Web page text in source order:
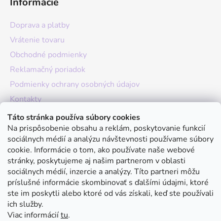
Táto stránka používa súbory cookies
Na prispôsobenie obsahu a reklám, poskytovanie funkcií
sociálnych médií a analýzu návštevnosti používame súbory
cookie. Informácie o tom, ako používate naše webové
stránky, poskytujeme aj našim partnerom v oblasti
sociálnych médií, inzercie a analýzy. Títo partneri môžu
príslušné informácie skombinovať s ďalšími údajmi, ktoré
ste im poskytli alebo ktoré od vás získali, keď ste používali
ich služby.
Viac informáciítu.
Doprava a platby
Vrátenie tovaru
Obchodné podmienky
Reklamačný poriadok
Podmienky ochrany osobných údajov
Kontakty
O nás
Hodnotenie obchodu
Moja objednávka
Instagram